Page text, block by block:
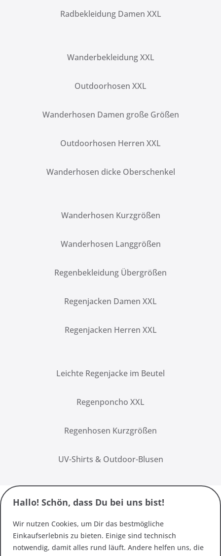
Radbekleidung Damen XXL
Wanderbekleidung XXL
Outdoorhosen XXL
Wanderhosen Damen große Größen
Outdoorhosen Herren XXL
Wanderhosen dicke Oberschenkel
Wanderhosen Kurzgrößen
Wanderhosen Langgrößen
Regenbekleidung Übergrößen
Regenjacken Damen XXL
Regenjacken Herren XXL
Leichte Regenjacke im Beutel
Regenponcho XXL
Regenhosen Kurzgrößen
UV-Shirts & Outdoor-Blusen
Hallo! Schön, dass Du bei uns bist!
Wir nutzen Cookies, um Dir das bestmögliche
Einkaufserlebnis zu bieten. Einige sind technisch
notwendig, damit alles rund läuft. Andere helfen uns, die